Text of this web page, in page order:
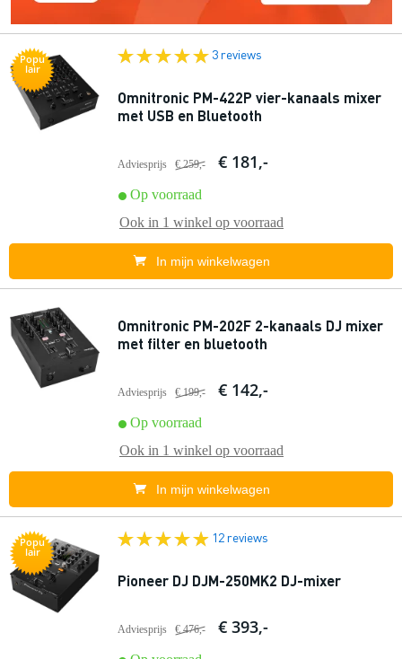
Popu
lair
3 reviews
Omnitronic PM-422P vier-kanaals mixer
met USB en Bluetooth
Adviesprijs € 259,- € 181,-
Op voorraad
Ook in 1 winkel op voorraad
In mijn winkelwagen
Omnitronic PM-202F 2-kanaals DJ mixer
met filter en bluetooth
Adviesprijs € 199,- € 142,-
Op voorraad
Ook in 1 winkel op voorraad
In mijn winkelwagen
Popu
lair
12 reviews
Pioneer DJ DJM-250MK2 DJ-mixer
Adviesprijs € 476,- € 393,-